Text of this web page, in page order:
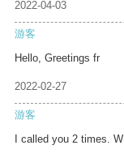
2022-04-03
游客
Hello, Greetings fr
2022-02-27
游客
I called you 2 times. W